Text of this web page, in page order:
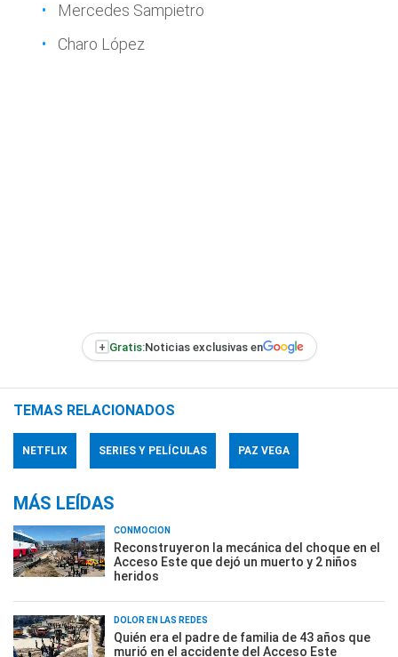
Mercedes Sampietro
Charo López
+ Gratis:Noticias exclusivas en
TEMAS RELACIONADOS
NETFLIX SERIES Y PELÍCULAS PAZ VEGA
MÁS LEÍDAS
CONMOCIÓN
Reconstruyeron la mecánica del choque en el
Acceso Este que dejó un muerto y 2 niños
heridos
DOLOR EN LAS REDES
Quién era el padre de familia de 43 años que
murió en el accidente del Acceso Este